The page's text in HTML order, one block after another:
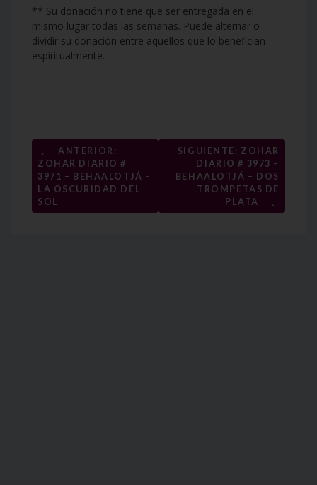
** Su donación no tiene que ser entregada en el
mismo lugar todas las semanas. Puede alternar o
dividir su donación entre aquellos que lo benefician
espiritualmente.
Navegación
de
entradas
←
ANTERIOR:
ZOHAR DIARIO #
3971 – BEHAALOTJÁ –
LA OSCURIDAD DEL
SOL
SIGUIENTE: ZOHAR
DIARIO # 3973 –
BEHAALOTJÁ – DOS
TROMPETAS DE
PLATA
→